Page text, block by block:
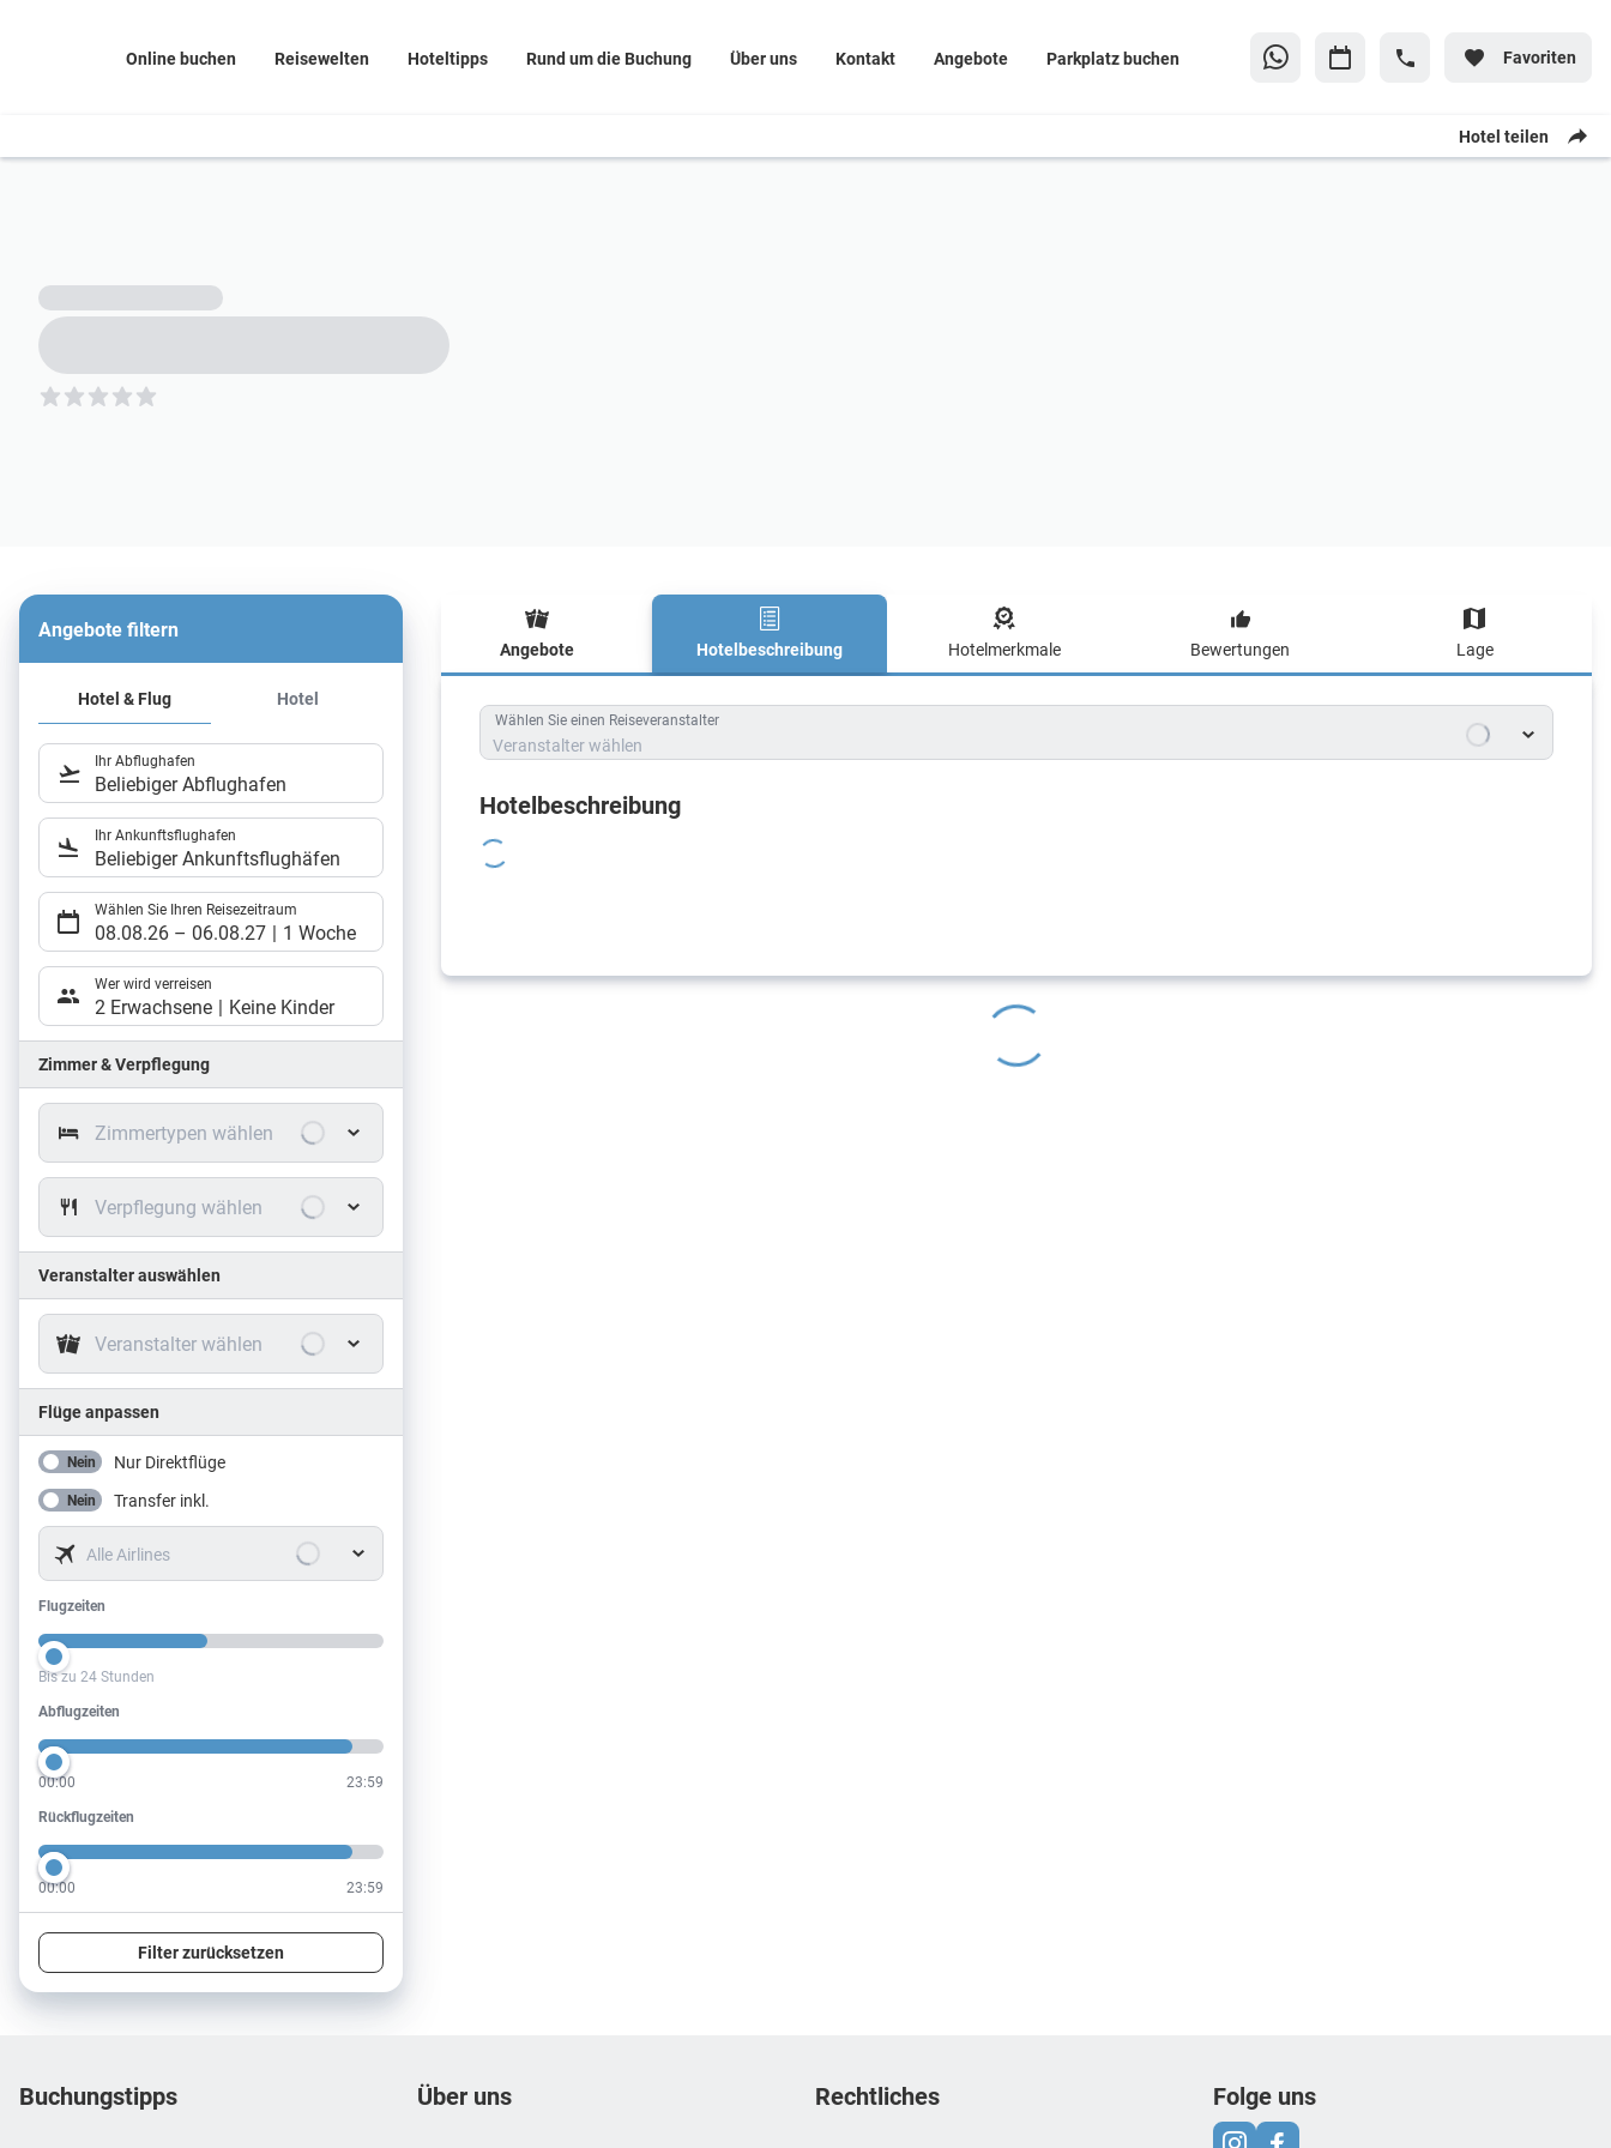
Online buchen Reisewelten Hoteltipps Rund um die Buchung Über uns Kontakt Angebote Parkplatz buchen Favoriten
Hotel teilen
5
Angebote filtern
Hotel & Flug Hotel
Ihr Abflughafen
Beliebiger Abflughafen
Ihr Ankunftsflughafen
Beliebiger Ankunftsflughäfen
Wählen Sie Ihren Reisezeitraum
08.08.26 – 06.08.27 1 Woche
Wer wird verreisen
2 Erwachsene Keine Kinder
Zimmer & Verpflegung
Zimmertypen wählen
Verpflegung wählen
Veranstalter auswählen
Veranstalter wählen
Flüge anpassen
Nein Nur Direktflüge
Nein Transfer inkl.
Alle Airlines
Flugzeiten
Flugzeiten
Bis zu 24 Stunden
Abflugzeiten
Abflugzeiten
00:00 23:59
Rückflugzeiten
Rückflugzeiten
00:00 23:59
Filter zurücksetzen
Angebote Hotelbeschreibung Hotelmerkmale Bewertungen Lage
Hotelbeschreibung
Wählen Sie einen Reiseveranstalter
Veranstalter wählen
Hotelbeschreibung
Footer navigation
Buchungstipps Über uns Rechtliches Folge uns